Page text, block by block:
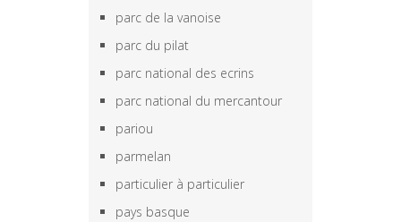
parc de la vanoise
parc du pilat
parc national des ecrins
parc national du mercantour
pariou
parmelan
particulier à particulier
pays basque